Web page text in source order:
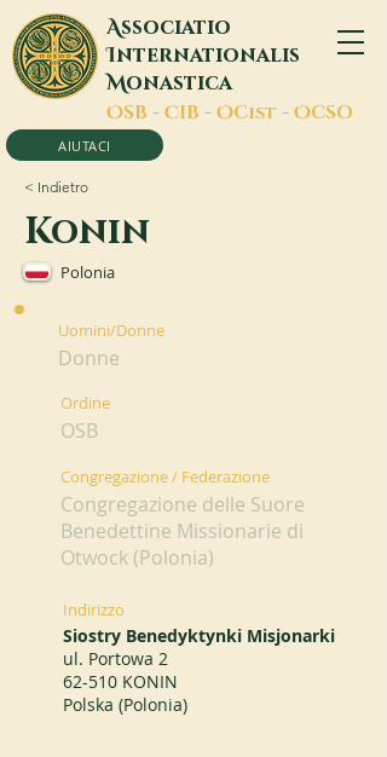
Associatio
Internationalis
Monastica
OSB - CIB - OCist - OCSO
AIUTACI
< Indietro
Konin
Polonia
Uomini/Donne
Donne
Ordine
OSB
Congregazione / Federazione
Congregazione delle Suore
Benedettine Missionarie di
Otwock (Polonia)
Indirizzo
Siostry Benedyktynki Misjonarki
ul. Portowa 2
62-510 KONIN
Polska (Polonia)